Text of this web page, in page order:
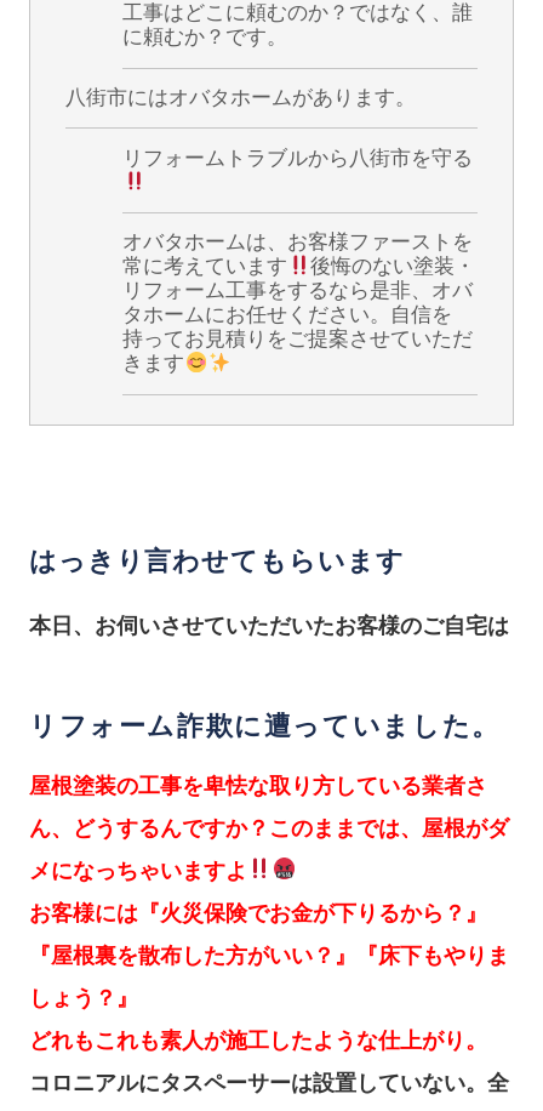
工事はどこに頼むのか？ではなく、誰
に頼むか？です。
八街市にはオバタホームがあります。
リフォームトラブルから八街市を守る
オバタホームは、お客様ファーストを
常に考えています
後悔のない塗装・
リフォーム工事をするなら是非、オバ
タホームにお任せください。自信を
持ってお見積りをご提案させていただ
きます
はっきり言わせてもらいます
本日、お伺いさせていただいたお客様のご自宅は
リフォーム詐欺に遭っていました。
屋根塗装の工事を卑怯な取り方している業者さ
ん、どうするんですか？このままでは、屋根がダ
メになっちゃいますよ
お客様には『火災保険でお金が下りるから？』
『屋根裏を散布した方がいい？』『床下もやりま
しょう？』
どれもこれも素人が施工したような仕上がり。
コロニアルにタスペーサーは設置していない。全